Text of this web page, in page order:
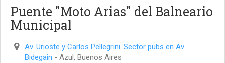
Puente "Moto Arias" del Balneario
Municipal
Av. Urioste y Carlos Pellegrini. Sector pubs en Av.
Bidegain - Azul, Buenos Aires